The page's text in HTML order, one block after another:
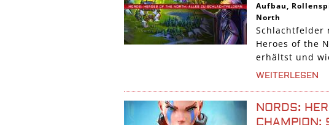
Aufbau,
North
Schlachtfelder
Heroes of the
erhältst und
WEITERLESEN
NORDS: